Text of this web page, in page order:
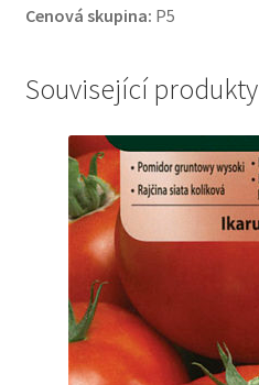
Cenová skupina: P5
Související produkty